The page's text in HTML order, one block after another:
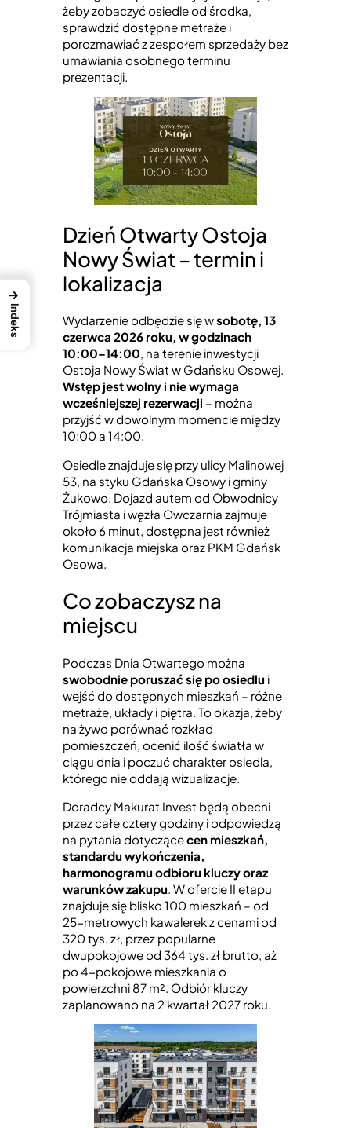
żeby zobaczyć osiedle od środka,
sprawdzić dostępne metraże i
porozmawiać z zespołem sprzedaży bez
umawiania osobnego terminu
prezentacji.
Dzień Otwarty Ostoja
Nowy Świat – termin i
lokalizacja
Wydarzenie odbędzie się wsobotę, 13
czerwca 2026 roku, w godzinach
10:00–14:00, na terenie inwestycji
Ostoja Nowy Świat w Gdańsku Osowej.
Wstęp jest wolny i nie wymaga
wcześniejszej rezerwacji – można
przyjść w dowolnym momencie między
10:00 a 14:00.
Osiedle znajduje się przy ulicy Malinowej
53, na styku Gdańska Osowy i gminy
Żukowo. Dojazd autem od Obwodnicy
Trójmiasta i węzła Owczarnia zajmuje
około 6 minut, dostępna jest również
komunikacja miejska oraz PKM Gdańsk
Osowa.
Co zobaczysz na
miejscu
Podczas Dnia Otwartego można
swobodnie poruszać się po osiedlu i
wejść do dostępnych mieszkań – różne
metraże, układy i piętra. To okazja, żeby
na żywo porównać rozkład
pomieszczeń, ocenić ilość światła w
ciągu dnia i poczuć charakter osiedla,
którego nie oddają wizualizacje.
Doradcy Makurat Invest będą obecni
przez całe cztery godziny i odpowiedzą
na pytania dotyczącecen mieszkań,
standardu wykończenia,
harmonogramu odbioru kluczy oraz
warunków zakupu . W ofercie II etapu
znajduje się blisko 100 mieszkań – od
25-metrowych kawalerek z cenami od
320 tys. zł, przez popularne
dwupokojowe od 364 tys. zł brutto, aż
po 4-pokojowe mieszkania o
powierzchni 87 m². Odbiór kluczy
zaplanowano na 2 kwartał 2027 roku.
→
Indeks